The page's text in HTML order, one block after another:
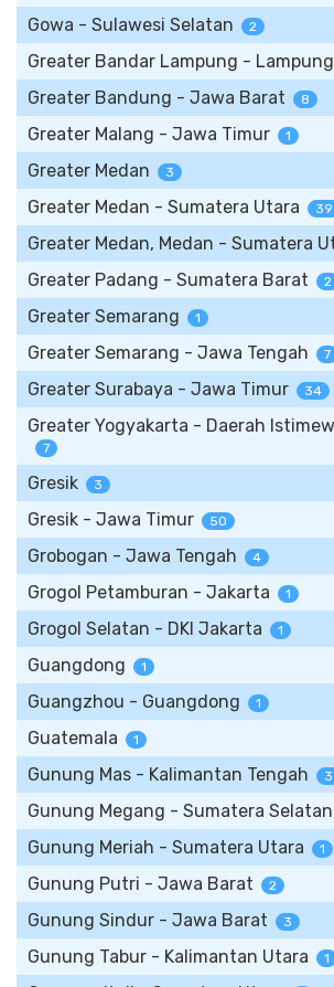
Gowa - Sulawesi Selatan 2
Greater Bandar Lampung - Lampung
Greater Bandung - Jawa Barat 8
Greater Malang - Jawa Timur 1
Greater Medan 3
Greater Medan - Sumatera Utara 39
Greater Medan, Medan - Sumatera
Greater Padang - Sumatera Barat 2
Greater Semarang 1
Greater Semarang - Jawa Tengah 7
Greater Surabaya - Jawa Timur 34
Greater Yogyakarta - Daerah
7
Gresik 3
Gresik - Jawa Timur 50
Grobogan - Jawa Tengah 4
Grogol Petamburan - Jakarta 1
Grogol Selatan - DKI Jakarta 1
Guangdong 1
Guangzhou - Guangdong 1
Guatemala 1
Gunung Mas - Kalimantan Tengah 3
Gunung Megang - Sumatera Selatan
Gunung Meriah - Sumatera Utara 1
Gunung Putri - Jawa Barat 2
Gunung Sindur - Jawa Barat 3
Gunung Tabur - Kalimantan Utara 1